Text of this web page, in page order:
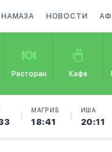
НАМАЗА НОВОСТИ
Ресторан Кафе
МАГРИБ
18:41
ИША
20:11